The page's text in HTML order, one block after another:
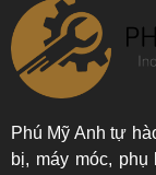
Phú Mỹ Anh tự
bị, máy móc,